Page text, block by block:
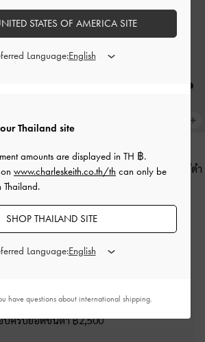
งแก้วรุ่น
รองเท้าส้นสูงรัดส้นรุ่น Kaleen
สีดำ
จัดส่งฟรี
ปครบยอดขั้นต่ำ ฿2,500
Thailand site
amounts are displayed in TH ฿.
www.charleskeith.co.th/th can only be
Thailand.
SHOP THAILAND SITE
Language:
STATES OF AMERICA SITE
Language:
have questions about international shipping.